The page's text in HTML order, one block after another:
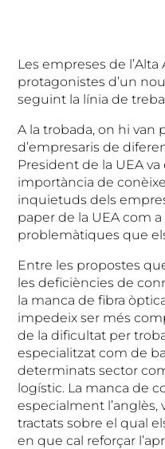
Les empreses de l’Alta
protagonistes d’un
seguint la línia de
A la trobada, on hi van
d’empresaris de
President de la UEA
importància de
inquietuds dels
paper de la UEA com
problemàtiques que
Entre les propostes
les deficiències de
la manca de fibra
impedeix ser més
de la dificultat per
especialitzat com de
determinats sector
logístic. La manca de
especialment l’anglès,
tractats sobre el qual
en que cal reforçar